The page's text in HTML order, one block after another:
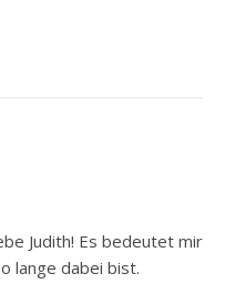
Judith! Es bedeutet mir
lange dabei bist.